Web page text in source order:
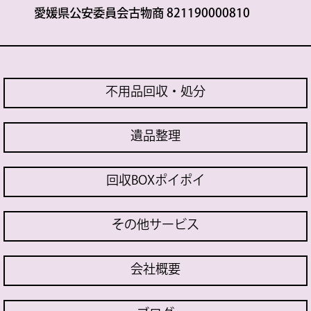
愛媛県公安委員会古物商 821190000810
不用品回収・処分
遺品整理
回収BOXポイポイ
その他サービス
会社概要